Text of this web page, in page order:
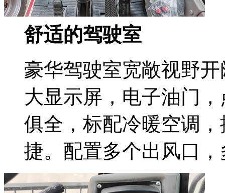
舒适的驾驶室
豪华驾驶室宽敞视野
大显示屏，电子油门
俱全，标配冷暖空调
捷。配置多个出风口